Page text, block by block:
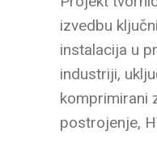
izvedbu
instalacija u
industriji,
komprimirani
postrojenje,